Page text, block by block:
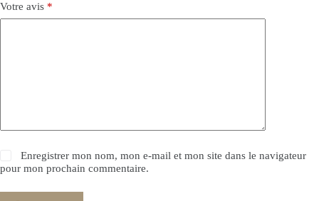
Votre avis *
Enregistrer mon nom, mon e-mail et mon site dans le navigateur
pour mon prochain commentaire.